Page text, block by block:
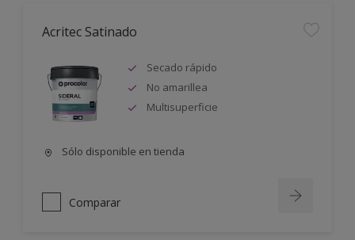
Acritec Satinado
Secado rápido
No amarillea
Multisuperficie
Sólo disponible en tienda
Comparar